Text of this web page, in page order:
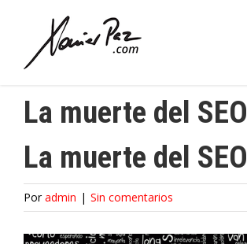
contenido
La muerte del SEO
La muerte del SEO
Poradmin | Sin comentarios